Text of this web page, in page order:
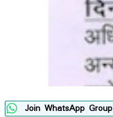
Join WhatsApp Group